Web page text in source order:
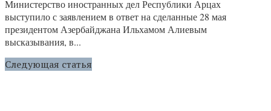
Министерство иностранных дел Республики Арцах
выступило с заявлением в ответ на сделанные 28 мая
президентом Азербайджана Ильхамом Алиевым
высказывания, в...
Следующая статья